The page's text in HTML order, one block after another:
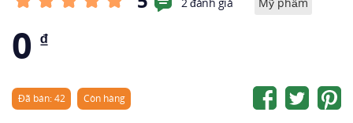
0 ₫
Đã bán: 42 Còn hàng